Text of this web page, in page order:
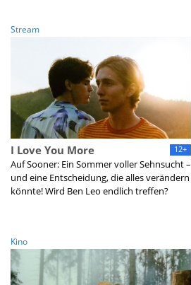
Stream
12+
I Love You More
Auf Sooner: Ein Sommer voller Sehnsucht –
und eine Entscheidung, die alles verändern
könnte! Wird Ben Leo endlich treffen?
Kino